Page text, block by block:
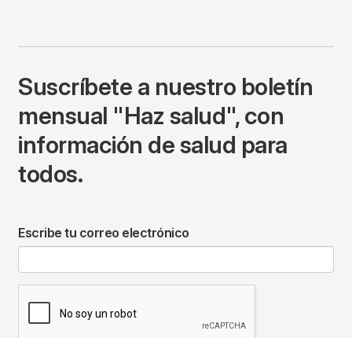
Suscríbete a nuestro boletín
mensual "Haz salud", con
información de salud para
todos.
Escribe tu correo electrónico